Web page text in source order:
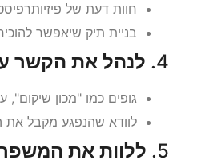
חוות דעת של
בניית תיק שיאפשר
4. לנהל את הקשר
גופים כמו "מכון
לוודא שהנפגע מקבל את
5. ללוות את